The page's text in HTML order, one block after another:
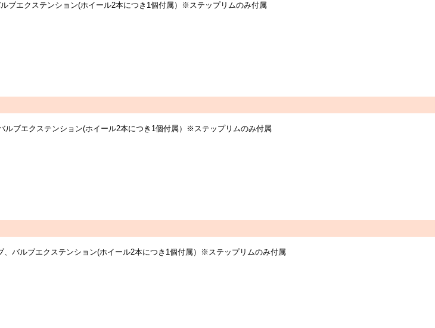
エクステンション(ホイール2本につき1個付属）※ステップリムのみ付属
エクステンション(ホイール2本につき1個付属）※ステップリムのみ付属
ルブエクステンション(ホイール2本につき1個付属）※ステップリムのみ付属